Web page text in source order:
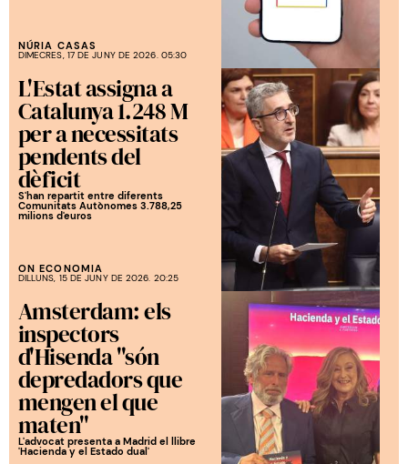
NÚRIA CASAS
DIMECRES, 17 DE JUNY DE 2026. 05:30
L'Estat assigna a
Catalunya 1.248 M
per a necessitats
pendents del
dèficit
S'han repartit entre diferents
Comunitats Autònomes 3.788,25
milions d'euros
ON ECONOMIA
DILLUNS, 15 DE JUNY DE 2026. 20:25
Amsterdam: els
inspectors
d'Hisenda "són
depredadors que
mengen el que
maten"
L'advocat presenta a Madrid el llibre
'Hacienda y el Estado dual'